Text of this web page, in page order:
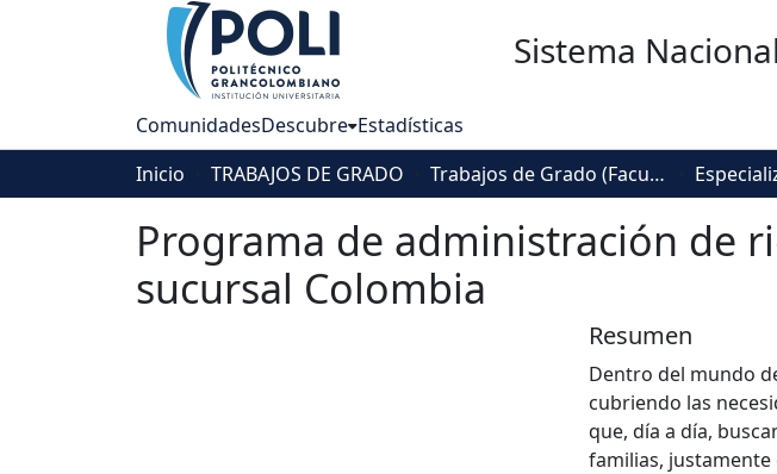
Sistema
ComunidadesDescubre Estadísticas
Inicio
TRABAJOS DE GRADO Trabajos de Grado (Facultad de Negocios, Gestión y Sostenibilidad)
Programa de administración de
sucursal Colombia
Resumen
Dentro del mundo
cubriendo las
que, día a día,
familias, justamente